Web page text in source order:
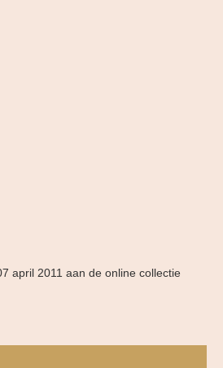
april 2011 aan de online collectie